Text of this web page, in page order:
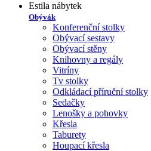
Estila nábytek
Obývák
Konferenční stolky
Obývací sestavy
Obývací stěny
Knihovny a regály
Vitríny
Tv stolky
Odkládací příruční stolky
Sedačky
Lenošky a pohovky
Křesla
Taburety
Houpací křesla